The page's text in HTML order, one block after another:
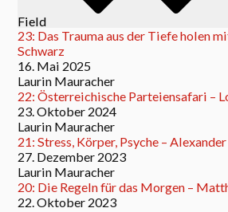
Field
23: Das Trauma aus der Tiefe holen
Schwarz
16. Mai 2025
Laurin Mauracher
22: Österreichische Parteiensafari –
23. Oktober 2024
Laurin Mauracher
21: Stress, Körper, Psyche –
27. Dezember 2023
Laurin Mauracher
20: Die Regeln für das Morgen –
22. Oktober 2023